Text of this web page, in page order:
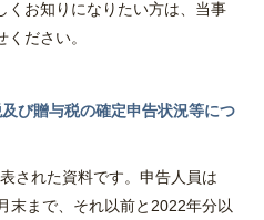
お知りになりたい方は、当事
ださい。
び贈与税の確定申告状況等につ
された資料です。申告人員は
末まで、それ以前と2022年分以